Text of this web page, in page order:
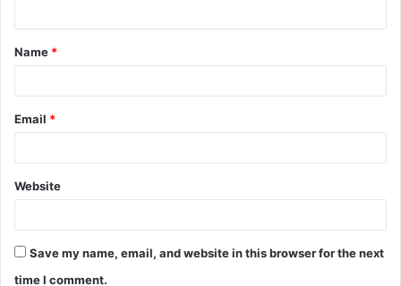
Name *
Email *
Website
Save my name, email, and website in this browser for the next
time I comment.